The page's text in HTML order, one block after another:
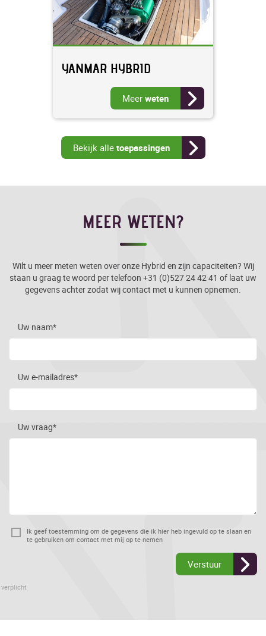
YANMAR HYBRID
Meer weten
Bekijk alle toepassingen
MEER WETEN?
Wilt u meer meten weten over onze Hybrid en zijn capaciteiten? Wij
staan u graag te woord per telefoon +31 (0)527 24 42 41 of laat uw
gegevens achter zodat wij contact met u kunnen opnemen.
Uw naam*
Uw e-mailadres*
Uw vraag*
Ik geef toestemming om de gegevens die ik hier heb ingevuld op te slaan en
te gebruiken om contact met mij op te nemen
Verstuur